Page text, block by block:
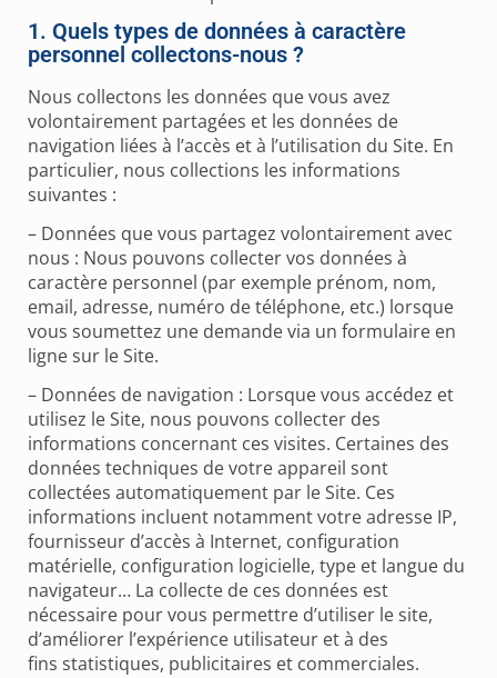
1. Quels types de données à caractère
personnel collectons-nous ?
Nous collectons les données que vous avez
volontairement partagées et les données de
navigation liées à l’accès et à l’utilisation du Site. En
particulier, nous collections les informations
suivantes :
– Données que vous partagez volontairement avec
nous : Nous pouvons collecter vos données à
caractère personnel (par exemple prénom, nom,
email, adresse, numéro de téléphone, etc.) lorsque
vous soumettez une demande via un formulaire en
ligne sur le Site.
– Données de navigation : Lorsque vous accédez et
utilisez le Site, nous pouvons collecter des
informations concernant ces visites. Certaines des
données techniques de votre appareil sont
collectées automatiquement par le Site. Ces
informations incluent notamment votre adresse IP,
fournisseur d’accès à Internet, configuration
matérielle, configuration logicielle, type et langue du
navigateur… La collecte de ces données est
nécessaire pour vous permettre d’utiliser le site,
d’améliorer l’expérience utilisateur età des
fins statistiques, publicitaires et commerciales.